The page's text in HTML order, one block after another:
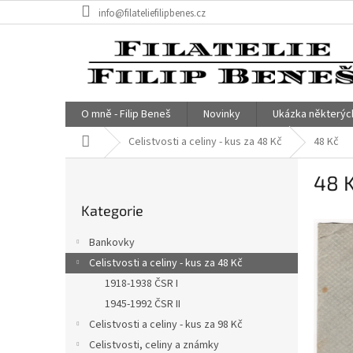
na
info@filateliefilipbenes.cz
O mně - Filip Beneš Novinky Ukázka
Domů Celistvosti a celiny - kus za 48 Kč 48 Kč
a
n
kategorie
Kategorie
Bankovky
Celistvosti a celiny - kus za 48 Kč
1918-1938 ČSR I
1945-1992 ČSR II
Celistvosti a celiny - kus za 98 Kč
Celistvosti, celiny a známky
48